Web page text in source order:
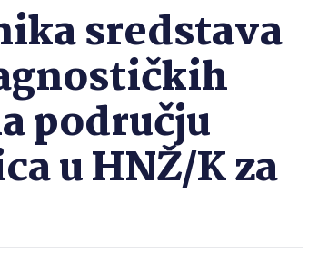
sredstava
području
u HNŽ/K za